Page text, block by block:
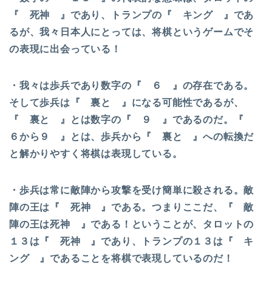
『 死神 』であり、トランプの『 キング 』であ
るが、我々日本人にとっては、将棋というゲームでそ
の表現に出会っている！
・我々は歩兵であり数字の『 ６ 』の存在である。
そして歩兵は『 裏と 』になる可能性であるが、
『 裏と 』とは数字の『 ９ 』であるのだ。『
６から９ 』とは、歩兵から『 裏と 』への転換だ
と解かりやすく将棋は表現している。
・歩兵は常に敵陣から攻撃を受け簡単に殺される。敵
陣の王は『 死神 』である。つまりここだ、『 敵
陣の王は死神 』である！ということが、タロットの
１３は『 死神 』であり、トランプの１３は『 キ
ング 』であることを将棋で表現しているのだ！